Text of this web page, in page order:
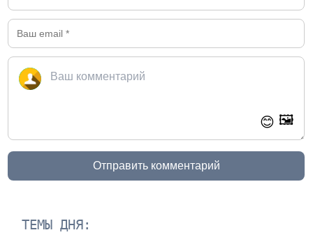
😊 🖼️
Отправить комментарий
ТЕМЫ ДНЯ: